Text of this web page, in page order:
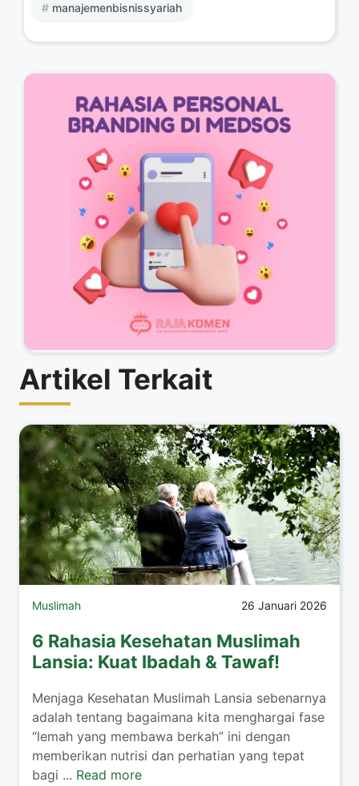
manajemenbisnissyariah
Artikel Terkait
Muslimah 26 Januari 2026
6 Rahasia Kesehatan Muslimah
Lansia: Kuat Ibadah & Tawaf!
​Menjaga Kesehatan Muslimah Lansia sebenarnya
adalah tentang bagaimana kita menghargai fase
“lemah yang membawa berkah” ini dengan
memberikan nutrisi dan perhatian yang tepat
bagi ... Read more